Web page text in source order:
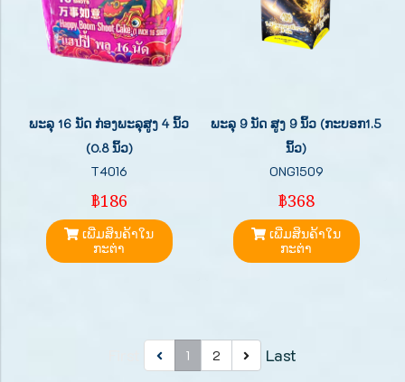
ພະລຸ 16 ນັດ ກ່ອງພະລຸສູງ 4 ນິ້ວ
(0.8 ນິ້ວ)
T4016
฿186
ເພີ່ມສິນຄ້າໃນ
ກະຕ່າ
ພະລຸ 9 ນັດ ສູງ 9 ນິ້ວ (ກະບອກ1.5
ນິ້ວ)
ONG1509
฿368
ເພີ່ມສິນຄ້າໃນ
ກະຕ່າ
1 2 Last